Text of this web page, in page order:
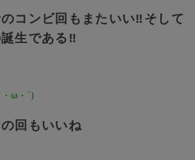
コンビ回もまたいい‼️そして
生である‼️
ω・´)
回もいいね